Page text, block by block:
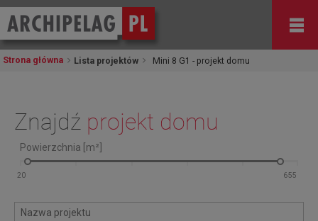
Strona główna Lista projektów Mini 8 G1 - projekt domu
Znajdź projekt domu
Powierzchnia [m²]